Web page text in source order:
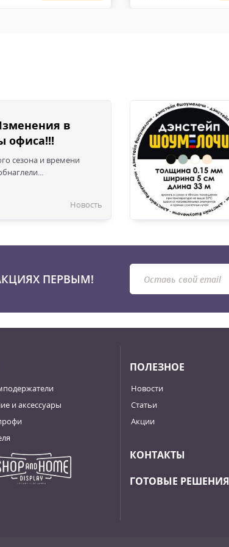
в
офиса!!!
сезона и времени
Новость
ПЕРВЫМ!
и аксессуары
ПОЛЕЗНОЕ
Новости
Статьи
Акции
КОНТАКТЫ
ГОТОВЫЕ РЕШЕНИЯ